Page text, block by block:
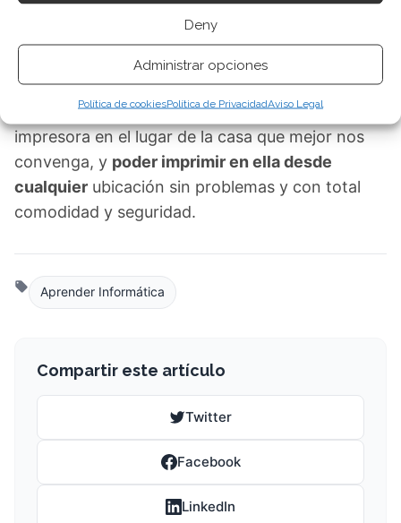
Deny
Administrar opciones
Política de cookiesPolítica de PrivacidadAviso Legal
casa.
Instalando un servidor de impresión, sobre todo
si es del tipo inalámbrico, podremos ubicar la
impresora en el lugar de la casa que mejor nos
convenga, y poder imprimir en ella desde
cualquier ubicación sin problemas y con total
comodidad y seguridad.
Aprender Informática
Compartir este artículo
Twitter
Facebook
LinkedIn